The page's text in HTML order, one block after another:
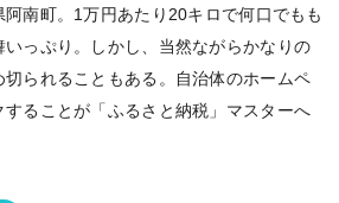
南町。1万円あたり20キロで何口でもも
いっぷり。しかし、当然ながらかなりの
切られることもある。自治体のホームペ
ることが「ふるさと納税」マスターへ